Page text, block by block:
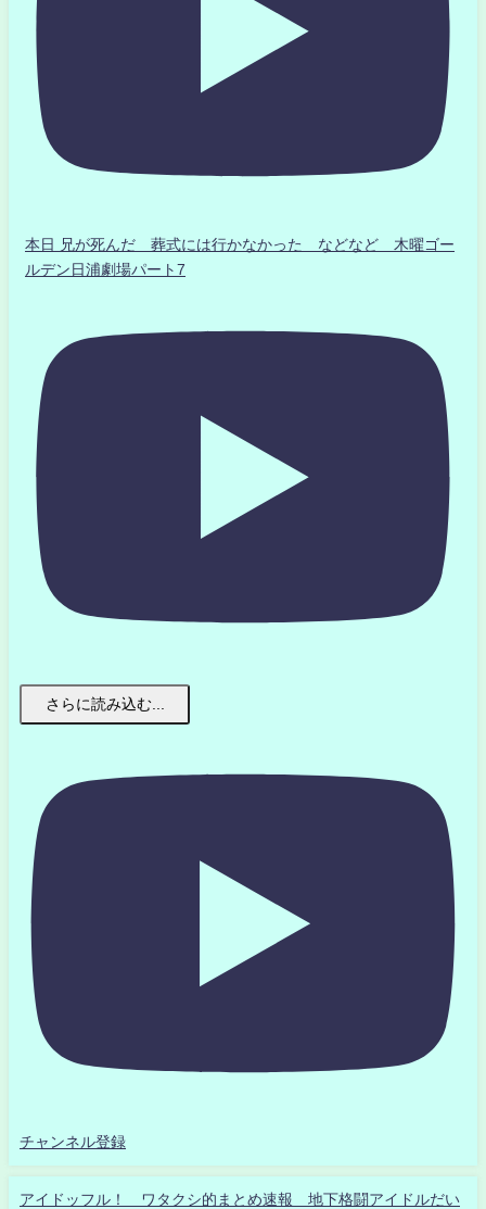
本日 兄が死んだ 葬式には行かなかった などなど 木曜ゴー
ルデン日浦劇場パート7
さらに読み込む...
チャンネル登録
アイドッフル！ ワタクシ的まとめ速報 地下格闘アイドルだい